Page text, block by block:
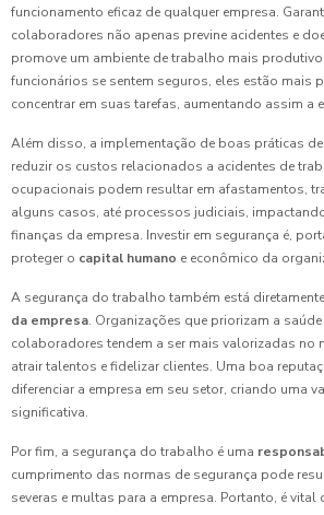
funcionamento eficaz de qualquer empresa.
colaboradores não apenas previne acidentes e
promove um ambiente de trabalho mais
funcionários se sentem seguros, eles estão mais
concentrar em suas tarefas, aumentando assim a
Além disso, a implementação de boas práticas
reduzir os custos relacionados a acidentes de
ocupacionais podem resultar em afastamentos,
alguns casos, até processos judiciais,
finanças da empresa. Investir em segurança é,
proteger o capital humano e econômico da
A segurança do trabalho também está
da empresa. Organizações que priorizam a
colaboradores tendem a ser mais valorizadas no
atrair talentos e fidelizar clientes. Uma boa
diferenciar a empresa em seu setor, criando uma
significativa.
Por fim, a segurança do trabalho é uma
cumprimento das normas de segurança pode
severas e multas para a empresa. Portanto, é vital